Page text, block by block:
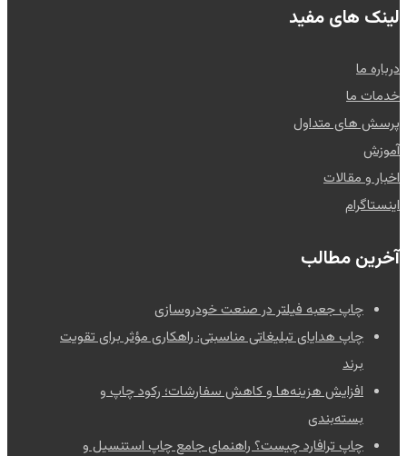
لینک های مفید
درباره ما
خدمات ما
پرسش های متداول
آموزش
اخبار و مقالات
اینستاگرام
آخرین مطالب
چاپ جعبه فیلتر در صنعت خودروسازی
چاپ هدایای تبلیغاتی مناسبتی: راهکاری مؤثر برای تقویت
برند
افزایش هزینه‌ها و کاهش سفارشات؛ رکود چاپ و
بسته‌بندی
چاپ ترافارد چیست؟ راهنمای جامع چاپ استنسیل و